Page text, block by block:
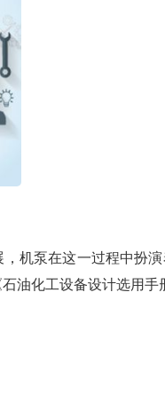
机泵在这一过程中扮
油化工设备设计选用手